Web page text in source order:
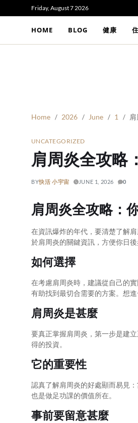
Friday, August 7 2026
HOME BLOG 健康
Home 2026 June 1
UNCATEGORIZED
肩周炎全攻略
BY快活 小宇宙 JUNE 1, 2026 0
肩周炎全攻略：
在資訊爆炸的年代，要清楚了解
於肩周炎的關鍵資訊，方便你日後
如何選擇
在考慮肩周炎時，建議從自己的
有助找到最切合需要的方案。想
肩周炎是甚麼
要真正掌握肩周炎，第一步是建
得的投資。
它的重要性
認真了解肩周炎的好處顯而易見
也是做足功課的價值所在。
事前要留意甚麼